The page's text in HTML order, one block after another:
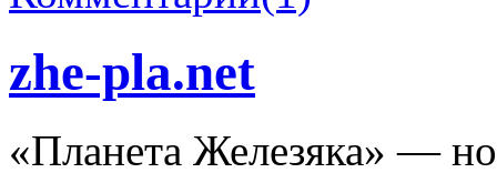
zhe-pla.net
«Планета Железяка» —